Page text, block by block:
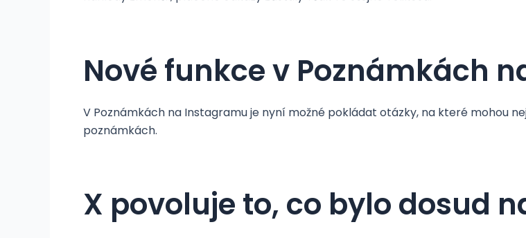
Nové funkce v Poznámkách
V Poznámkách na Instagramu je nyní možné pokládat otázky, na které mohou
poznámkách.
X povoluje to, co bylo dosud